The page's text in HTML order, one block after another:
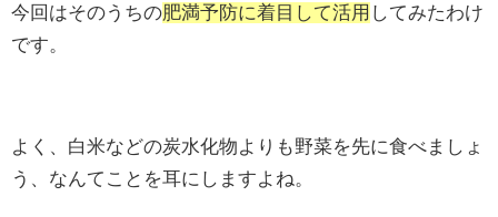
今回はそのうちの肥満予防に着目して活用 してみたわけ
です。
よく、白米などの炭水化物よりも野菜を先に食べましょ
う、なんてことを耳にしますよね。